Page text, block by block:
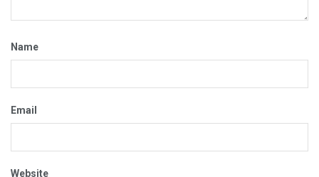
Name
Email
Website